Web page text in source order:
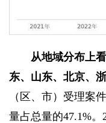
从地域分布上看
东、山东、北京、
（区、市）受理案
量占总量的47.1%